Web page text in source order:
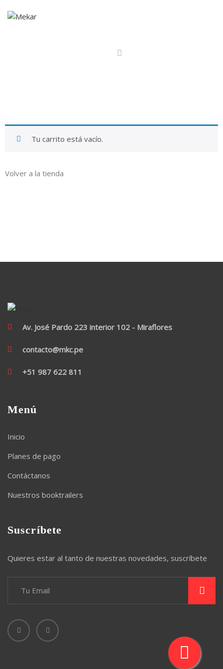
Tu carrito está vacío.
Volver a la tienda
Av. José Pardo 223 interior 102 - Miraflores
contacto@mkc.pe
+51 987 622 811
Menú
Inicio
Planes de pago
Contáctanos
Nuestros booktrailers
Suscríbete
Quieres estar al tanto de nuestras novedades, suscríbete